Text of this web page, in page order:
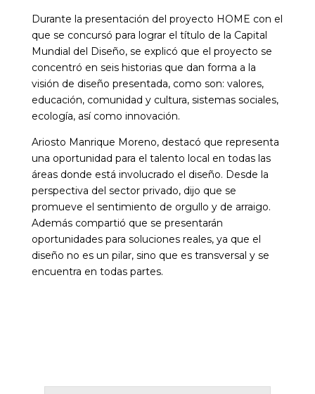
Durante la presentación del proyecto HOME con el
que se concursó para lograr el título de la Capital
Mundial del Diseño, se explicó que el proyecto se
concentró en seis historias que dan forma a la
visión de diseño presentada, como son: valores,
educación, comunidad y cultura, sistemas sociales,
ecología, así como innovación.
Ariosto Manrique Moreno, destacó que representa
una oportunidad para el talento local en todas las
áreas donde está involucrado el diseño. Desde la
perspectiva del sector privado, dijo que se
promueve el sentimiento de orgullo y de arraigo.
Además compartió que se presentarán
oportunidades para soluciones reales, ya que el
diseño no es un pilar, sino que es transversal y se
encuentra en todas partes.